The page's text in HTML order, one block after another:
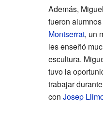
Además,
fueron
Montserrat, un
les enseñó
escultura.
tuvo la
trabajar
con Josep